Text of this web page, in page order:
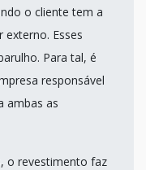
o cliente tem a
externo. Esses
Para tal, é
responsável
ambas as
o revestimento faz